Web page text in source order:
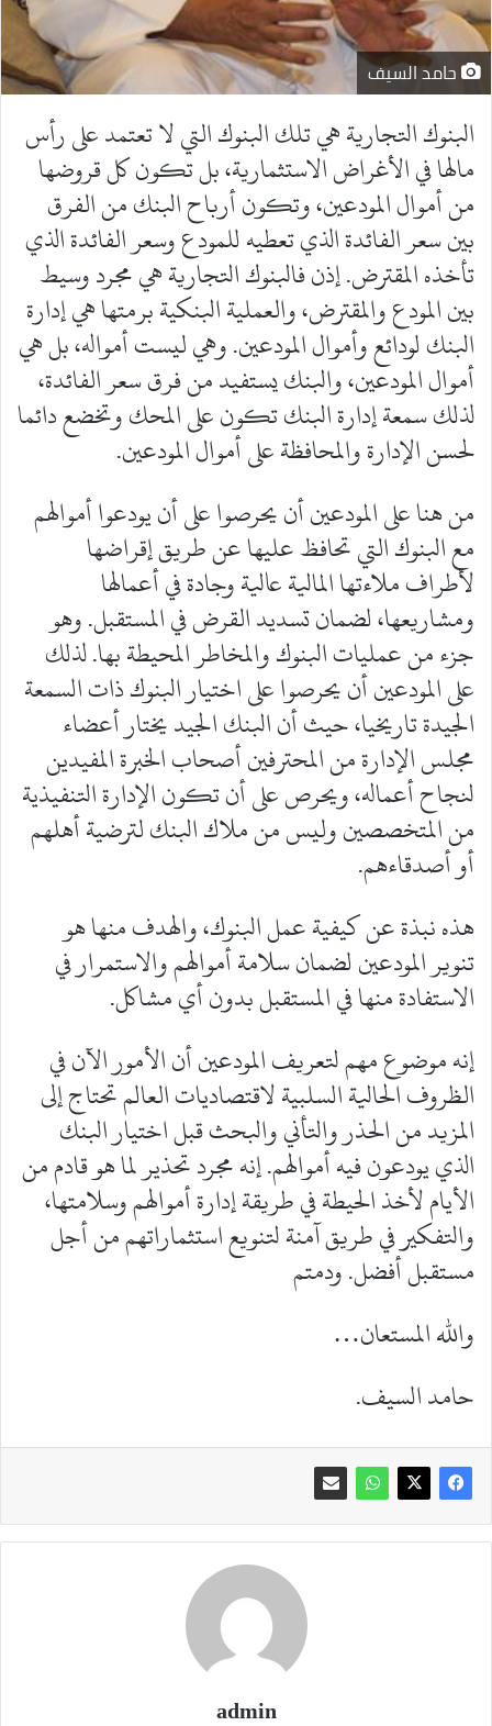
حامد السيف
البنوك التجارية هي تلك البنوك التي لا تعتمد على رأس
مالها في الأغراض الاستثمارية، بل تكون كل قروضها
من أموال المودعين، وتكون أرباح البنك من الفرق
بين سعر الفائدة الذي تعطيه للمودع وسعر الفائدة الذي
تأخذه المقترض. إذن فالبنوك التجارية هي مجرد وسيط
بين المودع والمقترض، والعملية البنكية برمتها هي إدارة
البنك لودائع وأموال المودعين. وهي ليست أمواله، بل هي
أموال المودعين، والبنك يستفيد من فرق سعر الفائدة،
لذلك سمعة إدارة البنك تكون على المحك وتخضع دائما
لحسن الإدارة والمحافظة على أموال المودعين.
من هنا على المودعين أن يحرصوا على أن يودعوا أموالهم
مع البنوك التي تحافظ عليها عن طريق إقراضها
لأطراف ملاءتها المالية عالية وجادة في أعمالها
ومشاريعها، لضمان تسديد القرض في المستقبل. وهو
جزء من عمليات البنوك والمخاطر المحيطة بها. لذلك
على المودعين أن يحرصوا على اختيار البنوك ذات السمعة
الجيدة تاريخيا، حيث أن البنك الجيد يختار أعضاء
مجلس الإدارة من المحترفين أصحاب الخبرة المفيدين
لنجاح أعماله، ويحرص على أن تكون الإدارة التنفيذية
من المتخصصين وليس من ملاك البنك لترضية أهلهم
أو أصدقاءهم.
هذه نبذة عن كيفية عمل البنوك، والهدف منها هو
تنوير المودعين لضمان سلامة أموالهم والاستمرار في
الاستفادة منها في المستقبل بدون أي مشاكل.
إنه موضوع مهم لتعريف المودعين أن الأمور الآن في
الظروف الحالية السلبية لاقتصاديات العالم تحتاج إلى
المزيد من الحذر والتأني والبحث قبل اختيار البنك
الذي يودعون فيه أموالهم. إنه مجرد تحذير لما هو قادم من
الأيام لأخذ الحيطة في طريقة إدارة أموالهم وسلامتها،
والتفكير في طريق آمنة لتنويع استثماراتهم من أجل
مستقبل أفضل. ودمتم
والله المستعان…
حامد السيف.
admin